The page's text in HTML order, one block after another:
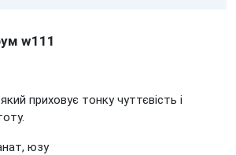
w111
приховує тонку чуттєвість і
юзу